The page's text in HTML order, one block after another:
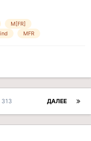
M[FR]
MFR
ДАЛЕЕ
313